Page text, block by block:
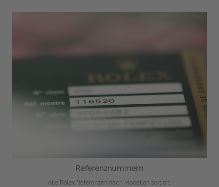
Referenznummern
Alle Rolex Referenzen nach Modellen sortiert.